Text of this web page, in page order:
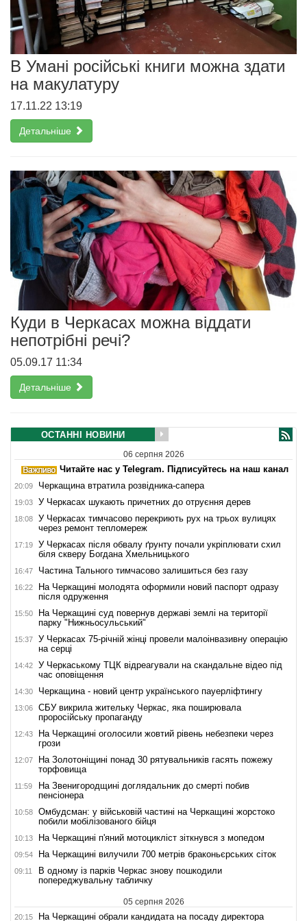
В Умані російські книги можна здати
на макулатуру
17.11.22 13:19
Детальніше
Куди в Черкасах можна віддати
непотрібні речі?
05.09.17 11:34
Детальніше
ОСТАННІ НОВИНИ
06 серпня 2026
Читайте нас у Telegram. Підписуйтесь на наш канал
20:09 Черкащина втратила розвідника-сапера
19:03 У Черкасах шукають причетних до отруєння дерев
18:08
У Черкасах тимчасово перекриють рух на трьох вулицях
через ремонт тепломереж
17:19
У Черкасах після обвалу ґрунту почали укріплювати схил
біля скверу Богдана Хмельницького
16:47 Частина Тального тимчасово залишиться без газу
16:22
На Черкащині молодята оформили новий паспорт одразу
після одруження
15:50
На Черкащині суд повернув державі землі на території
парку "Нижньосульський"
15:37
У Черкасах 75-річній жінці провели малоінвазивну операцію
на серці
14:42
У Черкаському ТЦК відреагували на скандальне відео під
час оповіщення
14:30 Черкащина - новий центр українського пауерліфтингу
13:06
СБУ викрила жительку Черкас, яка поширювала
проросійську пропаганду
12:43
На Черкащині оголосили жовтий рівень небезпеки через
грози
12:07
На Золотоніщині понад 30 рятувальників гасять пожежу
торфовища
11:59
На Звенигородщині доглядальник до смерті побив
пенсіонера
10:58
Омбудсман: у військовій частині на Черкащині жорстоко
побили мобілізованого бійця
10:13 На Черкащині п'яний мотоцикліст зіткнувся з мопедом
09:54 На Черкащині вилучили 700 метрів браконьєрських сіток
09:11
В одному із парків Черкас знову пошкодили
попереджувальну табличку
05 серпня 2026
20:15 На Черкащині обрали кандидата на посаду директора